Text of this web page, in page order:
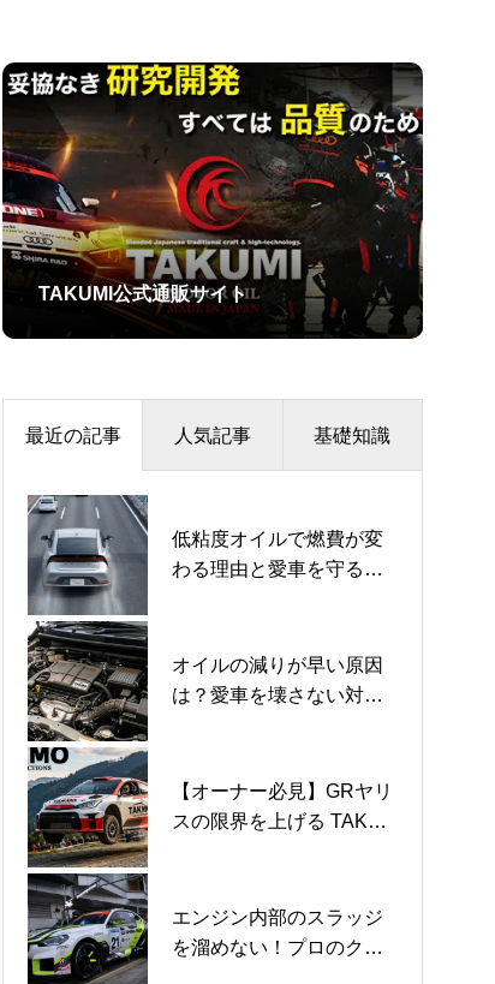
TAKUMI公式通販サイト
最近の記事 人気記事 基礎知識
低粘度オイルで燃費が変
わる理由と愛車を守るオ
オイルの減りが早い原因
は？愛車を壊さない対策
【オーナー必見】GRヤリ
スの限界を上げる TAKMO
エンジン内部のスラッジ
を溜めない！プロのクリ
【2026年7月】最新オイ
ル不足の真相！ナフサ・
2026年API規格の進化と
は？SP規格から最新
【代用不可】DH-2規格オ
イル不足に伴う【DL-1規
【プロが断言】新車
1000kmでのオイル交換は
LSDの種類を徹底比較！
オープン・トルセン・機
ナンス術
エンジンオイルメーカー
が創る【プレミアムガラ
TAKMO（旧：TAKUMIモ
ーターオイル）、みんカ
【知っておきたい】エン
ジンオイルの交換時期の